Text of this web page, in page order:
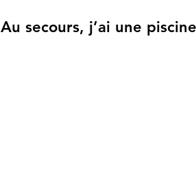
Au secours, j’ai une